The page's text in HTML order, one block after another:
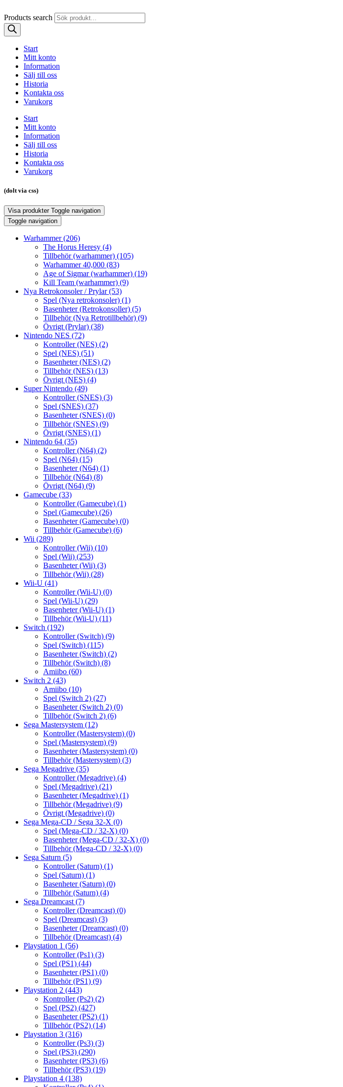
Products search
Start
Mitt konto
Information
Sälj till oss
Historia
Kontakta oss
Varukorg
Start
Mitt konto
Information
Sälj till oss
Historia
Kontakta oss
Varukorg
(dolt via css)
Visa produkter Toggle navigation
Toggle navigation
Warhammer(206)
The Horus Heresy (4)
Tillbehör (warhammer) (105)
Warhammer 40,000 (83)
Age of Sigmar (warhammer) (19)
Kill Team (warhammer) (9)
Nya Retrokonsoler / Prylar(53)
Spel (Nya retrokonsoler) (1)
Basenheter (Retrokonsoller) (5)
Tillbehör (Nya Retrotillbehör) (9)
Övrigt (Prylar) (38)
Nintendo NES (72)
Kontroller (NES) (2)
Spel (NES) (51)
Basenheter (NES) (2)
Tillbehör (NES) (13)
Övrigt (NES) (4)
Super Nintendo (49)
Kontroller (SNES) (3)
Spel (SNES) (37)
Basenheter (SNES) (0)
Tillbehör (SNES) (9)
Övrigt (SNES) (1)
Nintendo 64 (35)
Kontroller (N64) (2)
Spel (N64) (15)
Basenheter (N64) (1)
Tillbehör (N64) (8)
Övrigt (N64) (9)
Gamecube (33)
Kontroller (Gamecube) (1)
Spel (Gamecube) (26)
Basenheter (Gamecube) (0)
Tillbehör (Gamecube) (6)
Wii (289)
Kontroller (Wii) (10)
Spel (Wii) (253)
Basenheter (Wii) (3)
Tillbehör (Wii) (28)
Wii-U (41)
Kontroller (Wii-U) (0)
Spel (Wii-U) (29)
Basenheter (Wii-U) (1)
Tillbehör (Wii-U) (11)
Switch (192)
Kontroller (Switch) (9)
Spel (Switch) (115)
Basenheter (Switch) (2)
Tillbehör (Switch) (8)
Amiibo (60)
Switch 2 (43)
Amiibo (10)
Spel (Switch 2) (27)
Basenheter (Switch 2) (0)
Tillbehör (Switch 2) (6)
Sega Mastersystem (12)
Kontroller (Mastersystem) (0)
Spel (Mastersystem) (9)
Basenheter (Mastersystem) (0)
Tillbehör (Mastersystem) (3)
Sega Megadrive (35)
Kontroller (Megadrive) (4)
Spel (Megadrive) (21)
Basenheter (Megadrive) (1)
Tillbehör (Megadrive) (9)
Övrigt (Megadrive) (0)
Sega Mega-CD / Sega 32-X (0)
Spel (Mega-CD / 32-X) (0)
Basenheter (Mega-CD / 32-X) (0)
Tillbehör (Mega-CD / 32-X) (0)
Sega Saturn (5)
Kontroller (Saturn) (1)
Spel (Saturn) (1)
Basenheter (Saturn) (0)
Tillbehör (Saturn) (4)
Sega Dreamcast (7)
Kontroller (Dreamcast) (0)
Spel (Dreamcast) (3)
Basenheter (Dreamcast) (0)
Tillbehör (Dreamcast) (4)
Playstation 1 (56)
Kontroller (Ps1) (3)
Spel (PS1) (44)
Basenheter (PS1) (0)
Tillbehör (PS1) (9)
Playstation 2 (443)
Kontroller (Ps2) (2)
Spel (PS2) (427)
Basenheter (PS2) (1)
Tillbehör (PS2) (14)
Playstation 3 (316)
Kontroller (Ps3) (3)
Spel (PS3) (290)
Basenheter (PS3) (6)
Tillbehör (PS3) (19)
Playstation 4 (138)